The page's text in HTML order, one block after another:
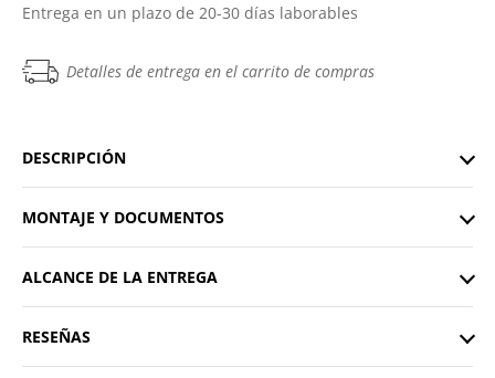
Entrega en un plazo de 20-30 días laborables
Detalles de entrega en el carrito de compras
DESCRIPCIÓN
MONTAJE Y DOCUMENTOS
ALCANCE DE LA ENTREGA
RESEÑAS